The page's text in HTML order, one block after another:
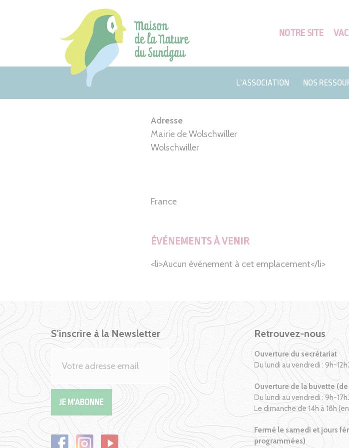
NOTRE SITE
L’ASSOCIATION NOS
Adresse
Mairie de Wolschwiller
Wolschwiller
France
ÉVÉNEMENTS À VENIR
<li>Aucun événement à cet emplacement</li>
S'inscrire à la Newsletter Retrouvez-nous
Ouverture du secrétariat
Du lundi au vendredi : 9h-
Ouverture de la buvette
Du lundi au vendredi : 9h-
Le dimanche de 14h à 18h
Fermé le samedi et jours
programmées)